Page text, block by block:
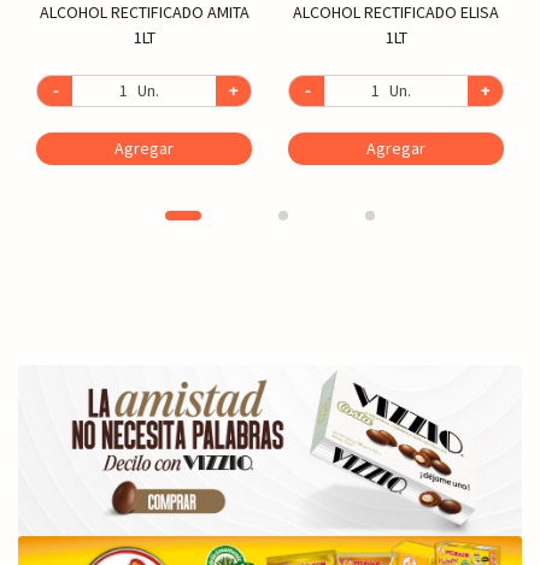
ALCOHOL RECTIFICADO AMITA
1LT
- Un. +
Agregar
ALCOHOL RECTIFICADO ELISA
1LT
- Un. +
Agregar